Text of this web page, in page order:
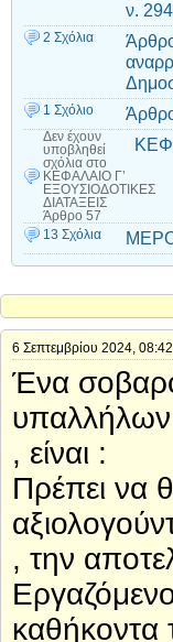
ν.
2 Σχόλια
1 Σχόλιο
Δεν έχουν
υποβληθεί
σχόλια στο
ΚΕΦΑΛΑΙΟ Γ’
ΕΞΟΥΣΙΟΔΟΤΙΚΕΣ
ΔΙΑΤΑΞΕΙΣ
Άρθρο 57
13 Σχόλια
6 Σεπτεμβρίου 2024, 08:42
Ένα
υπαλλήλων
, είναι :
Πρέπει να
, την
καθήκοντα